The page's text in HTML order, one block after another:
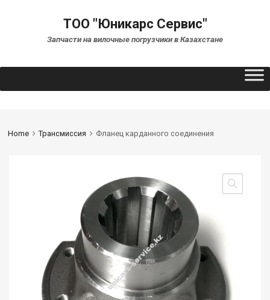
ТОО "Юникарс Сервис"
Запчасти на вилочные погрузчики в Казахстане
Home Трансмиссия Фланец карданного соединения